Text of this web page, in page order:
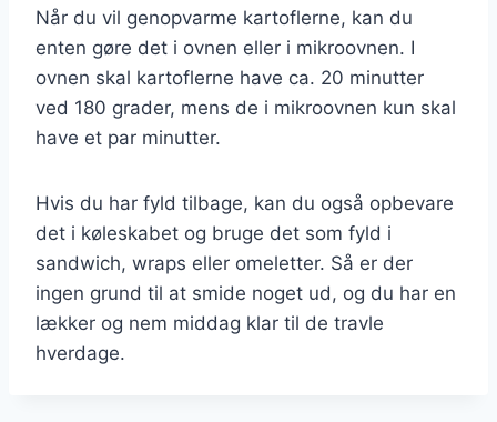
Når du vil genopvarme kartoflerne, kan du
enten gøre det i ovnen eller i mikroovnen. I
ovnen skal kartoflerne have ca. 20 minutter
ved 180 grader, mens de i mikroovnen kun skal
have et par minutter.
Hvis du har fyld tilbage, kan du også opbevare
det i køleskabet og bruge det som fyld i
sandwich, wraps eller omeletter. Så er der
ingen grund til at smide noget ud, og du har en
lækker og nem middag klar til de travle
hverdage.